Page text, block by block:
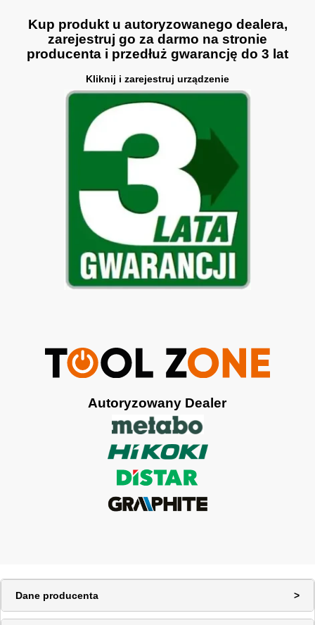
Kup produkt u autoryzowanego dealera,
zarejestruj go za darmo na stronie
producenta i przedłuż gwarancję do 3 lat
Kliknij i zarejestruj urządzenie
Autoryzowany Dealer
Dane producenta